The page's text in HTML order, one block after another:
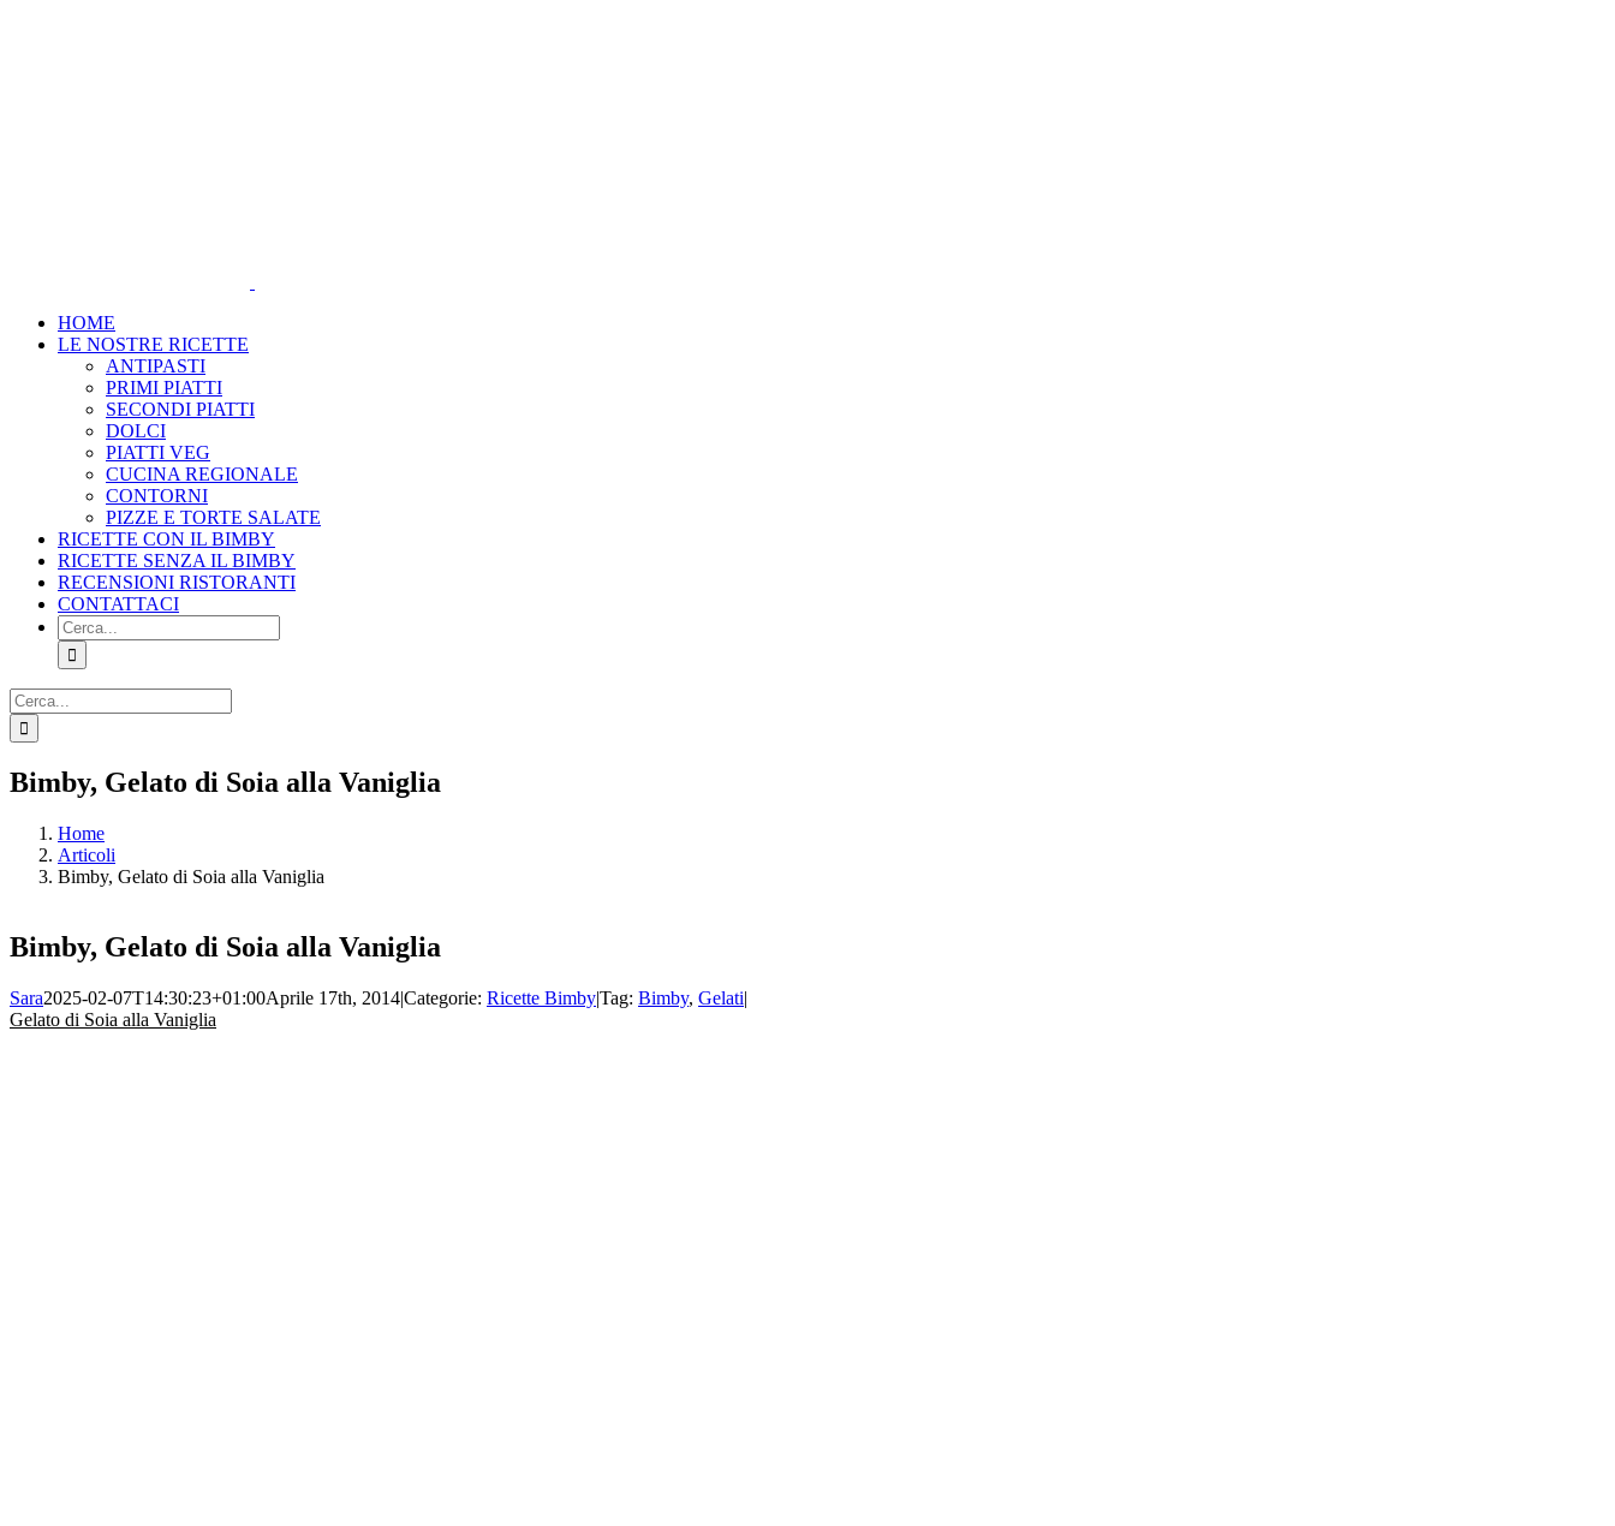
HOME
LE NOSTRE RICETTE
ANTIPASTI
PRIMI PIATTI
SECONDI PIATTI
DOLCI
PIATTI VEG
CUCINA REGIONALE
CONTORNI
PIZZE E TORTE SALATE
RICETTE CON IL BIMBY
RICETTE SENZA IL BIMBY
RECENSIONI RISTORANTI
CONTATTACI
Cerca
per:
Cerca
per:
Bimby, Gelato di Soia alla Vaniglia
Home
Articoli
Bimby, Gelato di Soia alla Vaniglia
Bimby, Gelato di Soia alla Vaniglia
Sara2025-02-07T14:30:23+01:00Aprile 17th, 2014|Categorie: Ricette Bimby|Tag: Bimby, Gelati|
Gelato di Soia alla Vaniglia